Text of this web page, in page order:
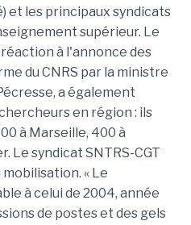
et les principaux syndicats
supérieur. Le
à l'annonce des
du CNRS par la ministre
a également
en région : ils
à Marseille, 400 à
Le syndicat SNTRS-CGT
« Le
à celui de 2004, année
de postes et des gels